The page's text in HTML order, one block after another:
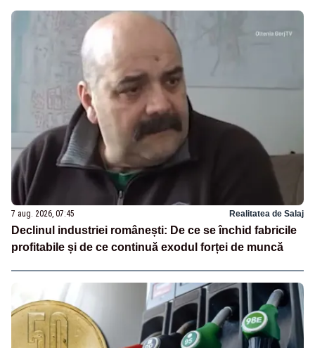
7 aug. 2026, 07:45 Realitatea de Salaj
Declinul industriei românești: De ce se închid fabricile
profitabile și de ce continuă exodul forței de muncă